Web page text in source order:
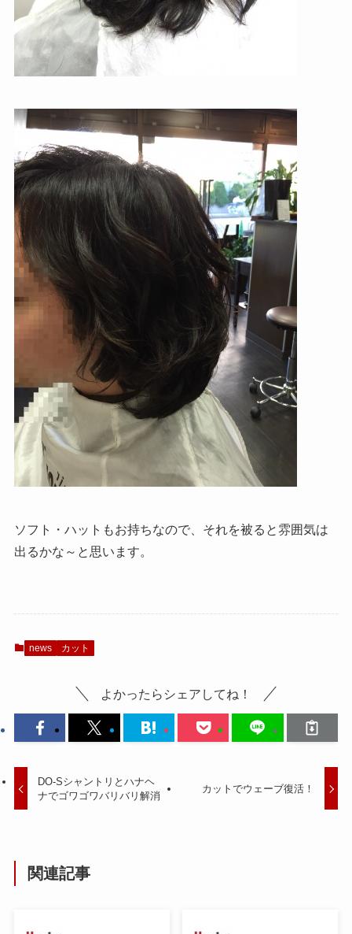
ソフト・ハットもお持ちなので、それを被ると雰囲気は
出るかな～と思います。
news カット
よかったらシェアしてね！
DO-Sシャントリとハナヘ
ナでゴワゴワバリバリ解消
カットでウェーブ復活！
関連記事